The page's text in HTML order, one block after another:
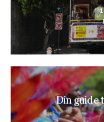
Din guide